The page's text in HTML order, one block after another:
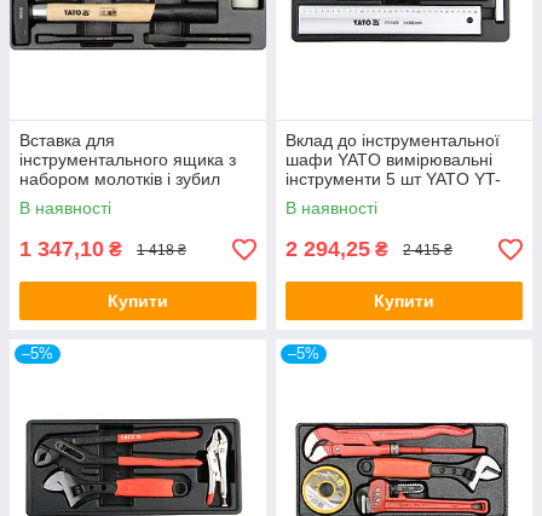
Вставка для
інструментального ящика з
набором молотків і зубил
YATO YT-5540
В наявності
1 347,10 ₴ 1 418 ₴
Купити
Вклад до інструментальної
шафи YATO вимірювальні
інструменти 5 шт YATO YT-
55474
В наявності
2 294,25 ₴ 2 415 ₴
Купити
–5% –5%